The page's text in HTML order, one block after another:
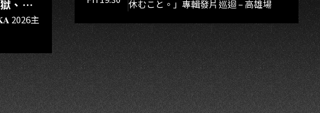
、終
我夢
2026主
休むこと。」專輯發片巡迴 – 高雄場